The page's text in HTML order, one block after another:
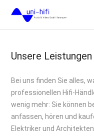
Unsere Leistungen
Bei uns finden Sie alles,
professionellen Hifi-
wenig mehr: Sie können
anfassen, hören und
Elektriker und